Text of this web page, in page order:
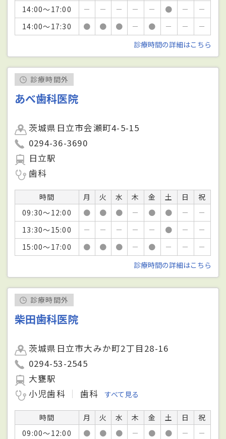
14:00～17:00 － － － － － ● －
－
14:00～17:30
● ● ● － ● － －
－
診療時間の詳細はこちら
診療時間外
あべ歯科医院
茨城県日立市会瀬町4-5-15
0294-36-3690
日立駅
歯科
時間 月 火 水 木 金 土 日
祝
09:30～12:00
● ● ● － ● ● －
－
13:30～15:00
－ － － － － ● －
－
15:00～17:00
● ● ● － ● － －
－
診療時間の詳細はこちら
診療時間外
柴田歯科医院
茨城県日立市大みか町2丁目28-16
0294-53-2545
大甕駅
小児歯科
歯科 すべて見る
時間 月 火 水 木 金 土 日
祝
09:00～12:00
● ● ● － ● ● －
－